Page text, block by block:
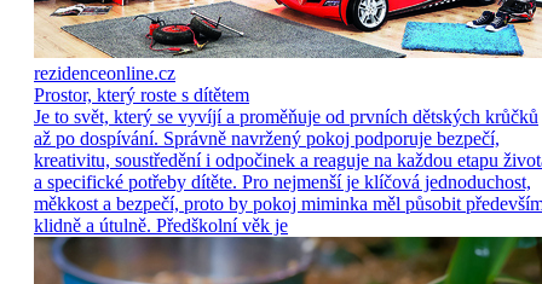
rezidenceonline.cz
Prostor, který roste s dítětem
Je to svět, který se vyvíjí a proměňuje od prvních dětských krůčků
až po dospívání. Správně navržený pokoj podporuje bezpečí,
kreativitu, soustředění i odpočinek a reaguje na každou etapu
a specifické potřeby dítěte. Pro nejmenší je klíčová jednoduchost,
měkkost a bezpečí, proto by pokoj miminka měl působit
klidně a útulně. Předškolní věk je